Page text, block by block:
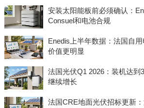
安装太阳能板前必须确认：
Consuel和电池合规
Enedis上半年数据：法国自
价值更明显
法国光伏Q1 2026：装机达到
继续增长
法国CRE地面光伏招标更新